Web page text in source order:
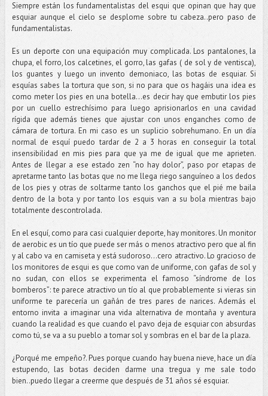
Siempre están los fundamentalistas del esqui que opinan que hay que
esquiar aunque el cielo se desplome sobre tu cabeza..pero paso de
fundamentalistas.
Es un deporte con una equipación muy complicada. Los pantalones, la
chupa, el forro, los calcetines, el gorro, las gafas ( de sol y de ventisca),
los guantes y luego un invento demoniaco, las botas de esquiar. Si
esquías sabes la tortura que son, si no para que os hagáis una idea es
como meter los pies en una botella…es decir hay que embutir los pies
por un cuello estrechísimo para luego aprisionarlos en una cavidad
rígida que además tienes que ajustar con unos enganches como de
cámara de tortura. En mi caso es un suplicio sobrehumano. En un día
normal de esquí puedo tardar de 2 a 3 horas en conseguir la total
insensibilidad en mis pies para que ya me de igual que me aprieten.
Antes de llegar a ese estado zen “no hay dolor”, paso por etapas de
apretarme tanto las botas que no me llega riego sanguíneo a los dedos
de los pies y otras de soltarme tanto los ganchos que el pié me baila
dentro de la bota y por tanto los esquis van a su bola mientras bajo
totalmente descontrolada.
En el esquí, como para casi cualquier deporte, hay monitores. Un monitor
de aerobic es un tío que puede ser más o menos atractivo pero que al fin
y al cabo va en camiseta y está sudoroso…cero atractivo. Lo gracioso de
los monitores de esqui es que como van de uniforme, con gafas de sol y
no sudan, con ellos se experimenta el famoso “síndrome de los
bomberos”: te parece atractivo un tío al que probablemente si vieras sin
uniforme te parecería un gañán de tres pares de narices. Además el
entorno invita a imaginar una vida alternativa de montaña y aventura
cuando la realidad es que cuando el pavo deja de esquiar con absurdas
como tú, se va a su pueblo a tomar sol y sombras en el bar de la plaza.
¿Porqué me empeño?. Pues porque cuando hay buena nieve, hace un día
estupendo, las botas deciden darme una tregua y me sale todo
bien..puedo llegar a creerme que después de 31 años sé esquiar.